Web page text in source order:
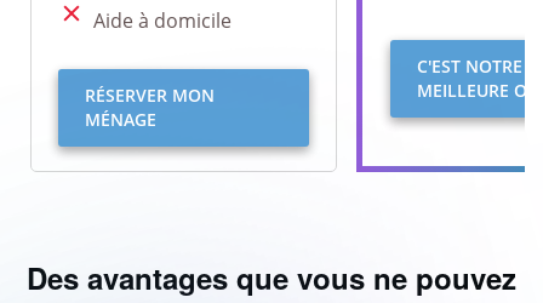
C'EST NOTRE
MEILLEURE
Aide à domicile
RÉSERVER MON
MÉNAGE
Des avantages que vous ne pouvez